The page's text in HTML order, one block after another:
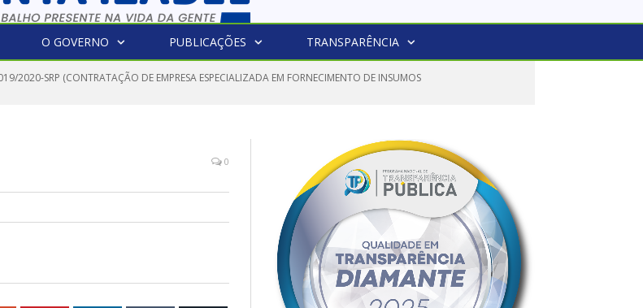
O GOVERNO PUBLICAÇÕES TRANSPARÊNCIA
2020-SRP (CONTRATAÇÃO DE EMPRESA ESPECIALIZADA EM FORNECIMENTO DE INSUMOS
0